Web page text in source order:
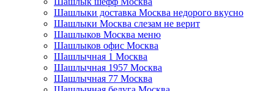
Шашлыки доставка Москва недорого вкусно
Шашлыки Москва слезам не верит
Шашлыков Москва меню
Шашлыков офис Москва
Шашлычная 1 Москва
Шашлычная 1957 Москва
Шашлычная 77 Москва